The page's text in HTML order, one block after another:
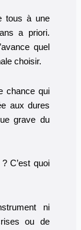
tous à une
a priori.
quel
choisir.
chance qui
aux dures
grave du
C’est quoi
ni
ou de